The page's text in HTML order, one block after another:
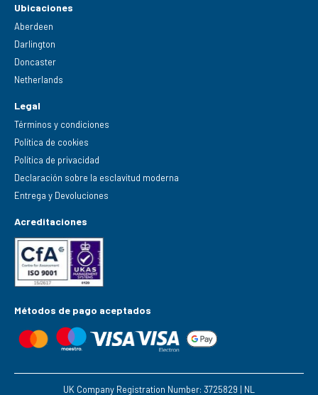
Ubicaciones
Aberdeen
Darlington
Doncaster
Netherlands
Legal
Términos y condiciones
Política de cookies
Política de privacidad
Declaración sobre la esclavitud moderna
Entrega y Devoluciones
Acreditaciones
Métodos de pago aceptados
UK Company Registration Number: 3725829 | NL